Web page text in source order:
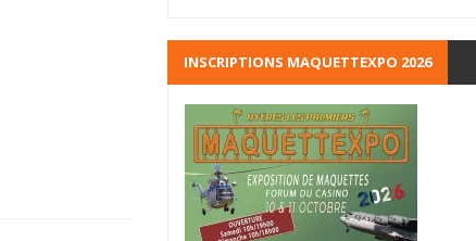
INSCRIPTIONS MAQUETTEXPO 2026